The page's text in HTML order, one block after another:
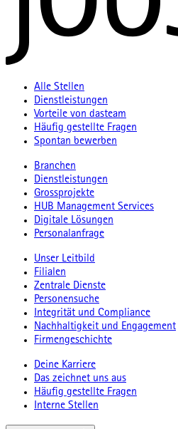
Alle Stellen
Dienstleistungen
Vorteile von dasteam
Häufig gestellte Fragen
Spontan bewerben
Branchen
Dienstleistungen
Grossprojekte
HUB Management Services
Digitale Lösungen
Personalanfrage
Unser Leitbild
Filialen
Zentrale Dienste
Personensuche
Integrität und Compliance
Nachhaltigkeit und Engagement
Firmengeschichte
Deine Karriere
Das zeichnet uns aus
Häufig gestellte Fragen
Interne Stellen